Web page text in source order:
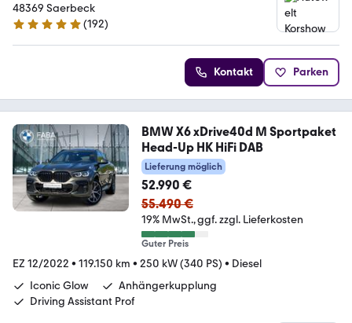
48369 Saerbeck
4.9 Sterne
(192)
Kontakt Parken
BMW X6 xDrive40d M Sportpaket
Head-Up HK HiFi DAB
Lieferung möglich
52.990 €
55.490 €
19% MwSt. ggf. zzgl. Lieferkosten
Guter Preis
EZ 12/2022 • 119.150 km • 250 kW (340 PS) • Diesel
Iconic Glow
Anhängerkupplung
Driving Assistant Prof